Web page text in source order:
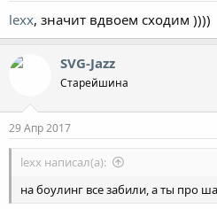
lexx, значит вдвоем сходим ))))
SVG-Jazz
Старейшина
29 Апр 2017
lexx написал(а):
на боулинг все забили, а ты про